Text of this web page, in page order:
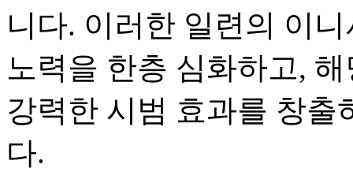
니다. 이러한 일련의 이
노력을 한층 심화하고,
강력한 시범 효과를 창출
다.